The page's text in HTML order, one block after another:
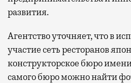
развития.
Агентство уточняет, что в
участие сеть ресторанов
конструкторское бюро
самого бюро можно найти